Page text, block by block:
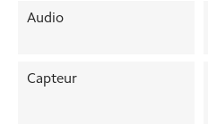
Audio
Capteur